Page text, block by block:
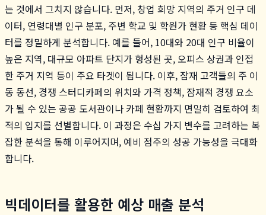
는 것에서 그치지 않습니다. 먼저, 창업 희망 지역의 주거 인구 데
이터, 연령대별 인구 분포, 주변 학교 및 학원가 현황 등 핵심 데이
터를 정밀하게 분석합니다. 예를 들어, 10대와 20대 인구 비율이
높은 지역, 대규모 아파트 단지가 형성된 곳, 오피스 상권과 인접
한 주거 지역 등이 주요 타겟이 됩니다. 이후, 잠재 고객들의 주 이
동 동선, 경쟁 스터디카페의 위치와 가격 정책, 잠재적 경쟁 요소
가 될 수 있는 공공 도서관이나 카페 현황까지 면밀히 검토하여 최
적의 입지를 선별합니다. 이 과정은 수십 가지 변수를 고려하는 복
잡한 분석을 통해 이루어지며, 예비 점주의 성공 가능성을 극대화
합니다.
빅데이터를 활용한 예상 매출 분석